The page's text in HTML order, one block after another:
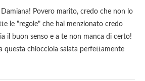
Povero marito, credo che non lo
le "regole" che hai menzionato credo
il buon senso e a te non manca di certo!
questa chiocciola salata perfettamente